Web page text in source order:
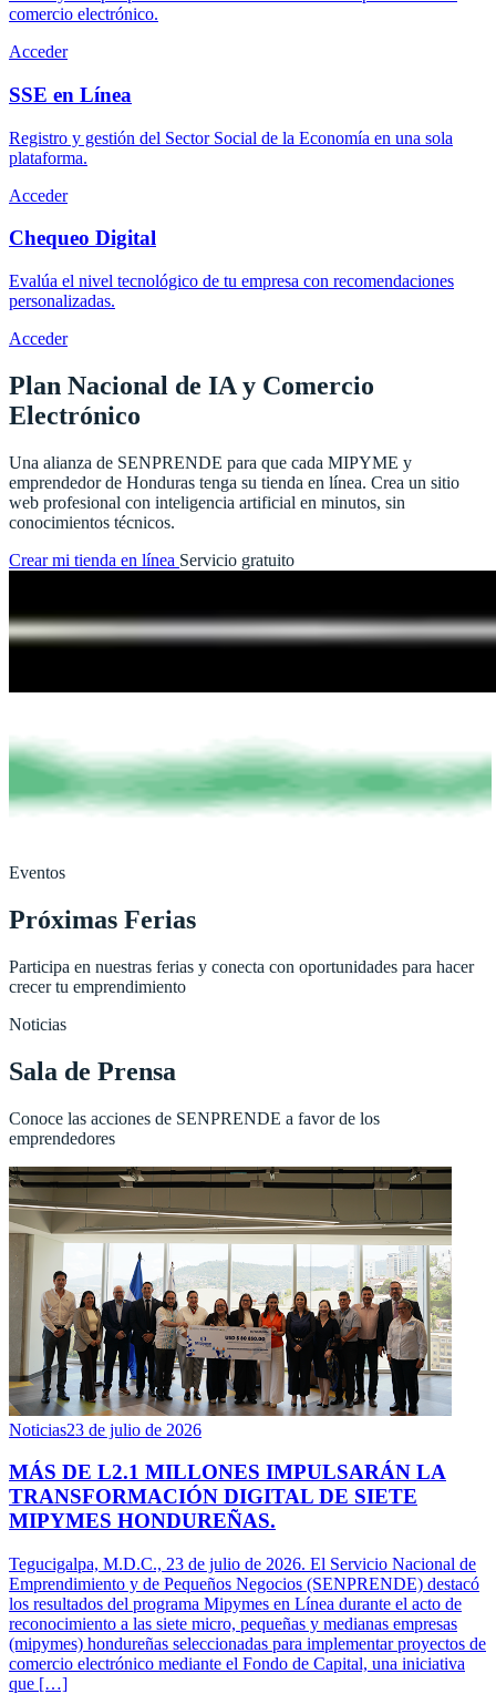
comercio electrónico.
Acceder
SSE en Línea
Registro y gestión del Sector Social de la Economía en una sola
plataforma.
Acceder
Chequeo Digital
Evalúa el nivel tecnológico de tu empresa con recomendaciones
personalizadas.
Acceder
Plan Nacional de IA y Comercio
Electrónico
Una alianza de SENPRENDE para que cada MIPYME y
emprendedor de Honduras tenga su tienda en línea. Crea un sitio
web profesional con inteligencia artificial en minutos, sin
conocimientos técnicos.
Crear mi tienda en línea Servicio gratuito
Eventos
Próximas Ferias
Participa en nuestras ferias y conecta con oportunidades para hacer
crecer tu emprendimiento
Noticias
Sala de Prensa
Conoce las acciones de SENPRENDE a favor de los
emprendedores
Noticias23 de julio de 2026
MÁS DE L2.1 MILLONES IMPULSARÁN LA
TRANSFORMACIÓN DIGITAL DE SIETE
MIPYMES HONDUREÑAS.
Tegucigalpa, M.D.C., 23 de julio de 2026. El Servicio Nacional de
Emprendimiento y de Pequeños Negocios (SENPRENDE) destacó
los resultados del programa Mipymes en Línea durante el acto de
reconocimiento a las siete micro, pequeñas y medianas empresas
(mipymes) hondureñas seleccionadas para implementar proyectos de
comercio electrónico mediante el Fondo de Capital, una iniciativa
que […]